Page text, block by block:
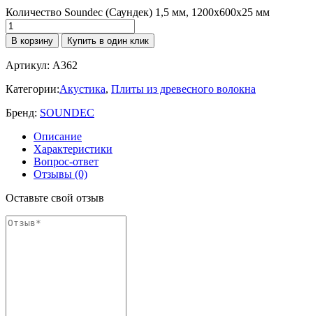
Количество Soundec (Саундек) 1,5 мм, 1200х600х25 мм
В корзину Купить в один клик
Артикул: A362
Категории:Акустика, Плиты из древесного волокна
Бренд: SOUNDEC
Описание
Характеристики
Вопрос-ответ
Отзывы (0)
Оставьте свой отзыв